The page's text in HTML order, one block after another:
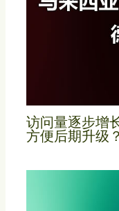
访问量逐步增
方便后期升级？